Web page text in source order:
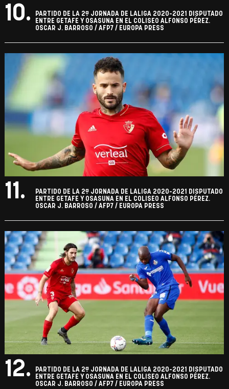
10.
PARTIDO DE LA 2ª JORNADA DE LALIGA 2020-2021 DISPUTADO
ENTRE GETAFE Y OSASUNA EN EL COLISEO ALFONSO PÉREZ.
OSCAR J. BARROSO / AFP7 / EUROPA PRESS
11.
PARTIDO DE LA 2ª JORNADA DE LALIGA 2020-2021 DISPUTADO
ENTRE GETAFE Y OSASUNA EN EL COLISEO ALFONSO PÉREZ.
OSCAR J. BARROSO / AFP7 / EUROPA PRESS
12.
PARTIDO DE LA 2ª JORNADA DE LALIGA 2020-2021 DISPUTADO
ENTRE GETAFE Y OSASUNA EN EL COLISEO ALFONSO PÉREZ.
OSCAR J. BARROSO / AFP7 / EUROPA PRESS